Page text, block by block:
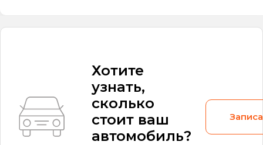
Хотите
узнать,
сколько
стоит ваш
автомобиль?